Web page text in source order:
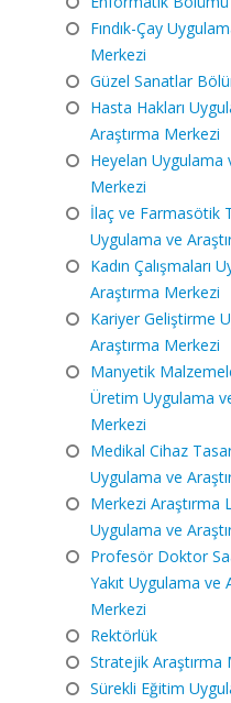
Fındık-Çay
Merkezi
Güzel Sanatlar
Hasta Hakları
Araştırma Merkezi
Heyelan Uygulama
Merkezi
İlaç ve Farmasötik
Uygulama ve
Kadın Çalışmaları
Araştırma Merkezi
Kariyer Geliştirme
Araştırma Merkezi
Manyetik
Üretim Uygulama
Merkezi
Medikal Cihaz
Uygulama ve
Merkezi Araştırma
Uygulama ve
Profesör Doktor
Yakıt Uygulama ve
Merkezi
Rektörlük
Stratejik Araştırma
Sürekli Eğitim